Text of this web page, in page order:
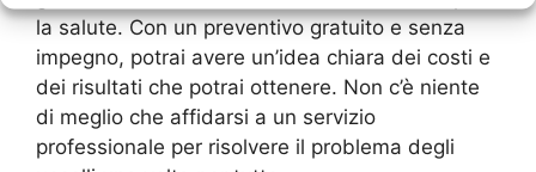
la salute. Con un preventivo gratuito e senza
impegno, potrai avere un’idea chiara dei costi e
dei risultati che potrai ottenere. Non c’è niente
di meglio che affidarsi a un servizio
professionale per risolvere il problema degli